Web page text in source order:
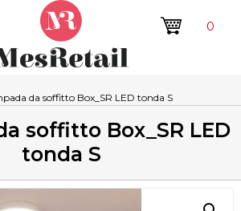
0
da soffitto Box_SR LED tonda S
soffitto Box_SR LED
tonda S